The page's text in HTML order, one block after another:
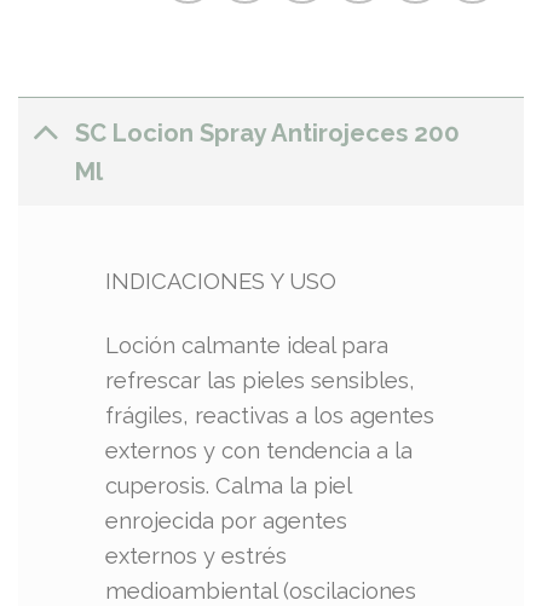
SC Locion Spray Antirojeces 200
Ml
INDICACIONES Y USO
Loción calmante ideal para
refrescar las pieles sensibles,
frágiles, reactivas a los agentes
externos y con tendencia a la
cuperosis. Calma la piel
enrojecida por agentes
externos y estrés
medioambiental (oscilaciones